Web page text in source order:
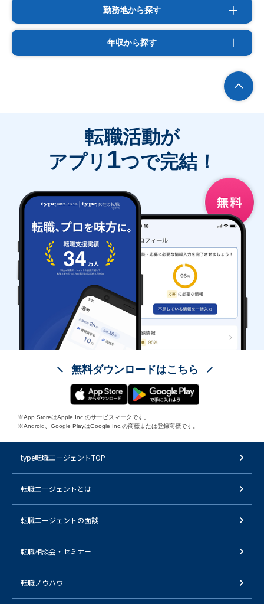
勤務地から探す
年収から探す
転職活動が
アプリ 1つで完結！
無料ダウンロードはこちら
※App StoreはApple Inc.のサービスマークです。
※Android、Google PlayはGoogle Inc.の商標または登録商標です。
type転職エージェントTOP
転職エージェントとは
転職エージェントの面談
転職相談会・セミナー
転職ノウハウ